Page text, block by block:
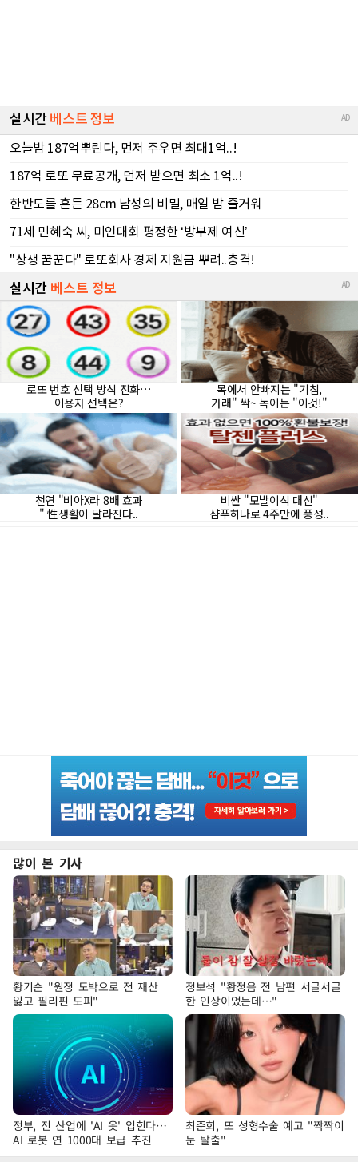
많이 본 기사
황기순 "원정 도박으로 전 재산
잃고 필리핀 도피"
정보석 "황정음 전 남편 서글서글
한 인상이었는데…"
정부, 전 산업에 'AI 옷' 입힌다…
AI 로봇 연 1000대 보급 추진
최준희, 또 성형수술 예고 "짝짝이
눈 탈출"